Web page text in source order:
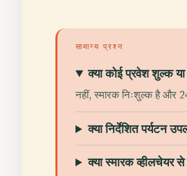
सामान्य प्रश्न
क्या कोई प्रवेश शुल्क
नहीं, स्मारक निःशुल्क है और
क्या निर्देशित पर्यटन
क्या स्मारक व्हीलचेयर